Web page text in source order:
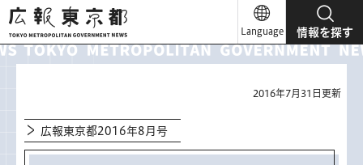
広報東京都
Language 情報を探す
2016年7月31日更新
広報東京都2016年8月号